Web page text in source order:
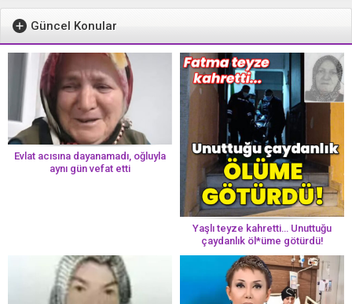
Güncel Konular
Evlat acısına dayanamadı, oğluyla
aynı gün vefat etti
Yaşlı teyze kahretti… Unuttuğu
çaydanlık öl*üme götürdü!